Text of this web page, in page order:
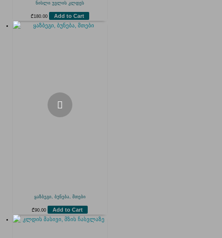
ნისლი უვლის კლდეს
₾ 180.00 Add to Cart
ყაზბეგი, ბუნება, მთები
₾90.00 Add to Cart